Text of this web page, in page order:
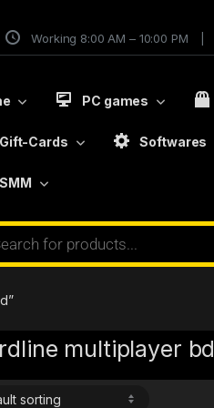
Working 8:00 AM – 10:00 PM
PC games
Gift-Cards Softwares
SMM
multiplayer bd